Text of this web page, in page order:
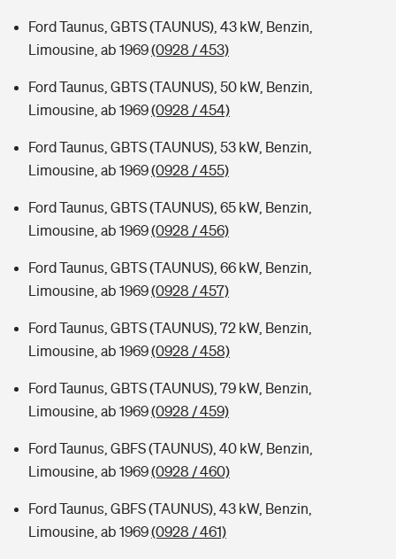
Ford Taunus, GBTS (TAUNUS), 43 kW, Benzin,
Limousine, ab 1969(0928 / 453)
Ford Taunus, GBTS (TAUNUS), 50 kW, Benzin,
Limousine, ab 1969(0928 / 454)
Ford Taunus, GBTS (TAUNUS), 53 kW, Benzin,
Limousine, ab 1969(0928 / 455)
Ford Taunus, GBTS (TAUNUS), 65 kW, Benzin,
Limousine, ab 1969(0928 / 456)
Ford Taunus, GBTS (TAUNUS), 66 kW, Benzin,
Limousine, ab 1969(0928 / 457)
Ford Taunus, GBTS (TAUNUS), 72 kW, Benzin,
Limousine, ab 1969(0928 / 458)
Ford Taunus, GBTS (TAUNUS), 79 kW, Benzin,
Limousine, ab 1969(0928 / 459)
Ford Taunus, GBFS (TAUNUS), 40 kW, Benzin,
Limousine, ab 1969(0928 / 460)
Ford Taunus, GBFS (TAUNUS), 43 kW, Benzin,
Limousine, ab 1969(0928 / 461)